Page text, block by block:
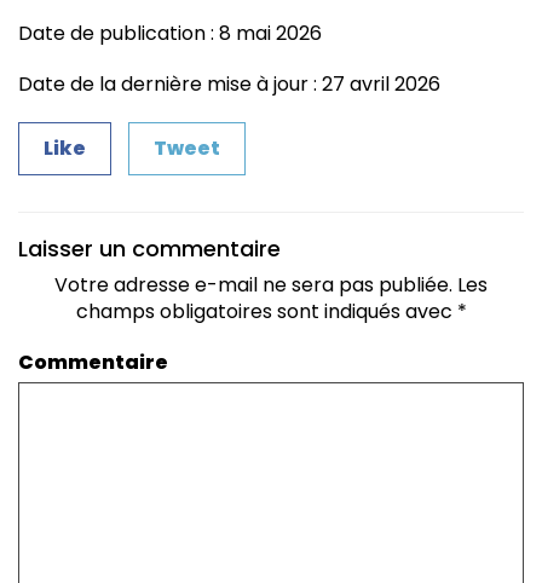
Date de publication : 8 mai 2026
Date de la dernière mise à jour : 27 avril 2026
Like Tweet
Laisser un commentaire
Votre adresse e-mail ne sera pas publiée. Les
champs obligatoires sont indiqués avec *
Commentaire